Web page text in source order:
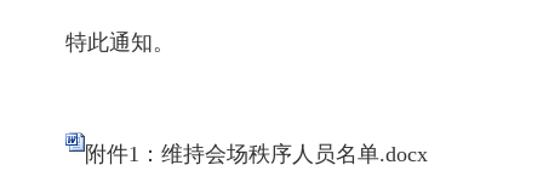
特此通知。
附件1：维持会场秩序人员名单.docx